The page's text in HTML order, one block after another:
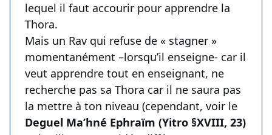
lequel il faut accourir pour apprendre la
Thora.
Mais un Rav qui refuse de « stagner »
momentanément –lorsqu’il enseigne- car il
veut apprendre tout en enseignant, ne
recherche pas sa Thora car il ne saura pas
la mettre à ton niveau (cependant, voir le
Deguel Ma’hné Ephraïm (Yitro §XVIII, 23)